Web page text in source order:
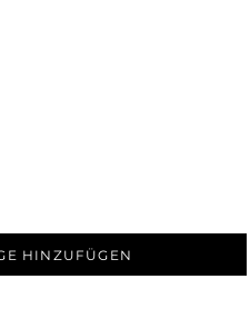
HINZUFÜGEN